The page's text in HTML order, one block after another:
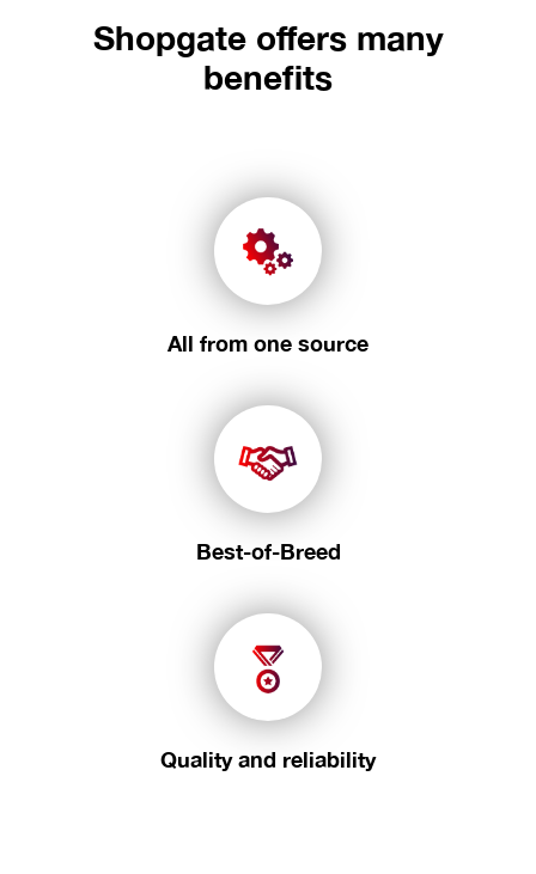
Shopgate offers many
benefits
All from one source
Best-of-Breed
Quality and reliability